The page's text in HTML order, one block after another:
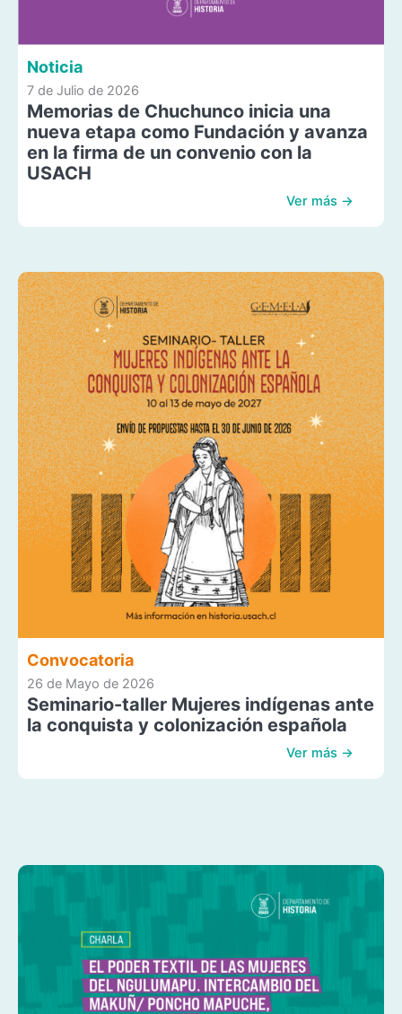
Noticia
7 de Julio de 2026
Memorias de Chuchunco inicia una
nueva etapa como Fundación y avanza
en la firma de un convenio con la
USACH
Ver más →
Convocatoria
26 de Mayo de 2026
Seminario-taller Mujeres indígenas ante
la conquista y colonización española
Ver más →